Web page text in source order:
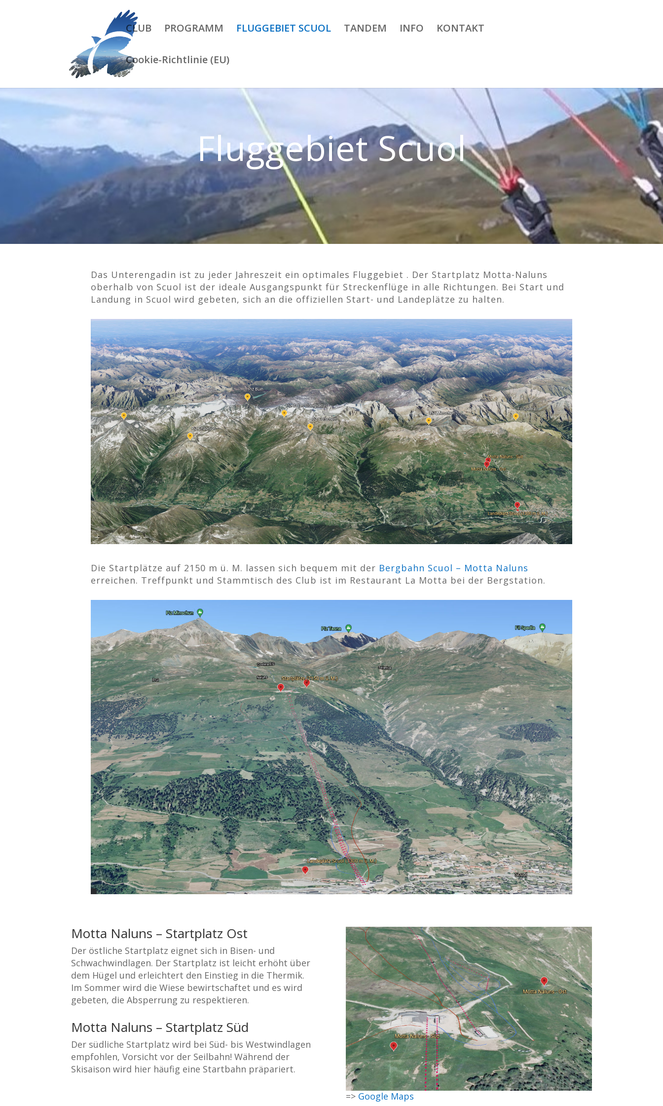
CLUB PROGRAMM FLUGGEBIET SCUOL TANDEM INFO KONTAKT
Cookie-Richtlinie (EU)
Fluggebiet Scuol
Das Unterengadin ist zu jeder Jahreszeit ein optimales Fluggebiet ​. Der Startplatz Motta-Naluns
oberhalb von Scuol ist der ideale Ausgangspunkt für Streckenflüge in alle Richtungen. Bei Start und
Landung in Scuol wird gebeten, sich an die offiziellen Start- und Landeplätze zu halten.
Die Startplätze auf 2150 m ü. M. lassen sich bequem mit der Bergbahn Scuol – Motta Naluns
erreichen. Treffpunkt und Stammtisch des Club ist im Restaurant La Motta bei der Bergstation.
Motta Naluns – Startplatz Ost
Der östliche Startplatz eignet sich in Bisen- und
Schwachwindlagen. Der Startplatz ist leicht erhöht über
dem Hügel und erleichtert den Einstieg in die Thermik.
Im Sommer wird die Wiese bewirtschaftet und es wird
gebeten, die Absperrung zu respektieren.
Motta Naluns – Startplatz Süd
Der südliche Startplatz wird bei Süd- bis Westwindlagen
empfohlen, Vorsicht vor der Seilbahn! Während der
Skisaison wird hier häufig eine Startbahn präpariert.
=> Google Maps